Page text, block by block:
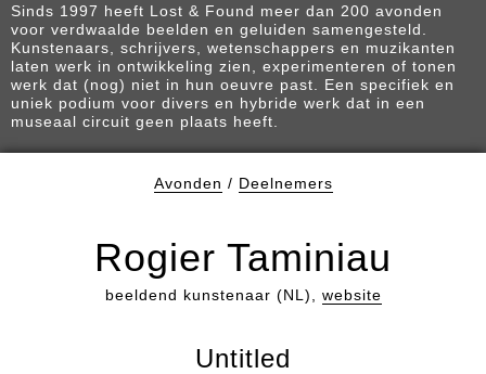
Sinds 1997 heeft Lost & Found meer dan 200 avonden
voor verdwaalde beelden en geluiden samengesteld.
Kunstenaars, schrijvers, wetenschappers en muzikanten
laten werk in ontwikkeling zien, experimenteren of tonen
werk dat (nog) niet in hun oeuvre past. Een specifiek en
uniek podium voor divers en hybride werk dat in een
museaal circuit geen plaats heeft.
Avonden / Deelnemers
Rogier Taminiau
beeldend kunstenaar (NL), website
Untitled